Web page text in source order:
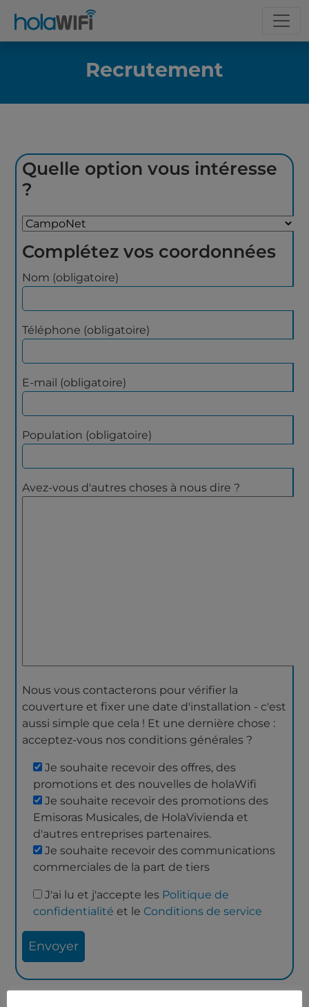
Recrutement
Quelle option vous intéresse
?
Complétez vos coordonnées
Nom (obligatoire)
Téléphone (obligatoire)
E-mail (obligatoire)
Population (obligatoire)
Avez-vous d'autres choses à nous dire ?
Nous vous contacterons pour vérifier la
couverture et fixer une date d'installation - c'est
aussi simple que cela ! Et une dernière chose :
acceptez-vous nos conditions générales ?
Je souhaite recevoir des offres, des
promotions et des nouvelles de holaWifi
Je souhaite recevoir des promotions des
Emisoras Musicales, de HolaVivienda et
d'autres entreprises partenaires.
Je souhaite recevoir des communications
commerciales de la part de tiers
J'ai lu et j'accepte les Politique de
confidentialité et le Conditions de service